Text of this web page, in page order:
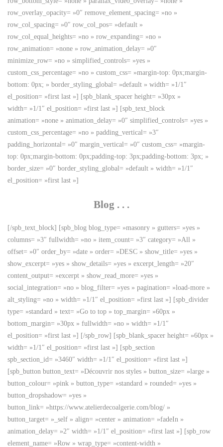
row_overlay_opacity= »0″ remove_element_spacing= »no »
row_col_spacing= »0″ row_col_pos= »default »
row_col_equal_heights= »no » row_expanding= »no »
row_animation= »none » row_animation_delay= »0″
minimize_row= »no » simplified_controls= »yes »
custom_css_percentage= »no » custom_css= »margin-top: 0px;margin-
bottom: 0px; » border_styling_global= »default » width= »1/1″
el_position= »first last »] [spb_blank_spacer height= »30px »
width= »1/1″ el_position= »first last »] [spb_text_block
animation= »none » animation_delay= »0″ simplified_controls= »yes »
custom_css_percentage= »no » padding_vertical= »3″
padding_horizontal= »0″ margin_vertical= »0″ custom_css= »margin-
top: 0px;margin-bottom: 0px;padding-top: 3px;padding-bottom: 3px; »
border_size= »0″ border_styling_global= »default » width= »1/1″
el_position= »first last »]
Blog . . .
[/spb_text_block] [spb_blog blog_type= »masonry » gutters= »yes »
columns= »3″ fullwidth= »no » item_count= »3″ category= »All »
offset= »0″ order_by= »date » order= »DESC » show_title= »yes »
show_excerpt= »yes » show_details= »yes » excerpt_length= »20″
content_output= »excerpt » show_read_more= »yes »
social_integration= »no » blog_filter= »yes » pagination= »load-more »
alt_styling= »no » width= »1/1″ el_position= »first last »] [spb_divider
type= »standard » text= »Go to top » top_margin= »60px »
bottom_margin= »30px » fullwidth= »no » width= »1/1″
el_position= »first last »] [/spb_row] [spb_blank_spacer height= »60px »
width= »1/1″ el_position= »first last »] [spb_section
spb_section_id= »3460″ width= »1/1″ el_position= »first last »]
[spb_button button_text= »Découvrir nos styles » button_size= »large »
button_colour= »pink » button_type= »standard » rounded= »yes »
button_dropshadow= »yes »
button_link= »https://www.atelierdecoalgerie.com/blog/ »
button_target= »_self » align= »center » animation= »fadeIn »
animation_delay= »2″ width= »1/1″ el_position= »first last »] [spb_row
element_name= »Row » wrap_type= »content-width »